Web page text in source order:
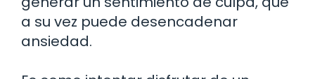
a su vez puede desencadenar
ansiedad.